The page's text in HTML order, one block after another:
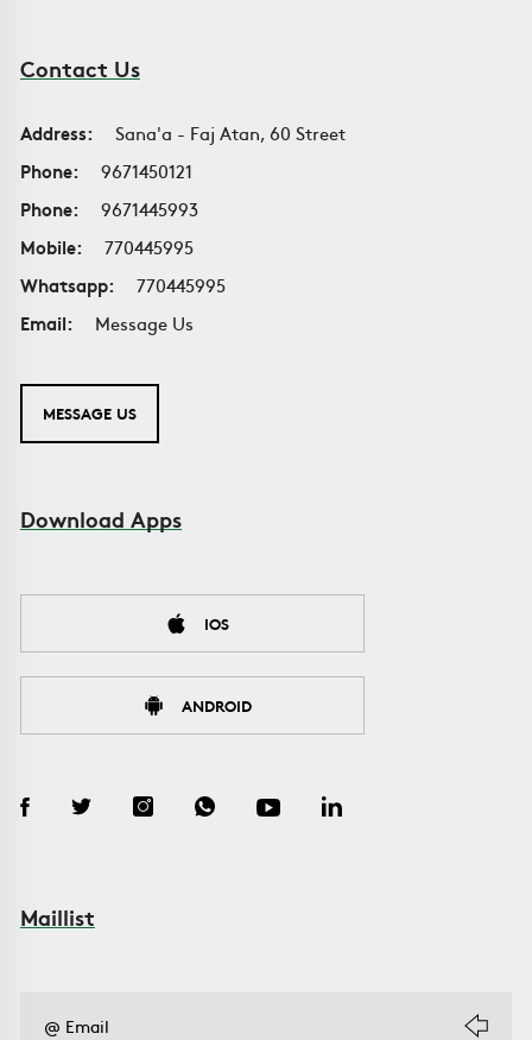
Contact Us
Address:
Sana'a - Faj Atan, 60 Street
Phone:
9671450121
Phone:
9671445993
Mobile:
770445995
Whatsapp:
770445995
Email:
Message Us
MESSAGE US
Download Apps
IOS
ANDROID
Maillist